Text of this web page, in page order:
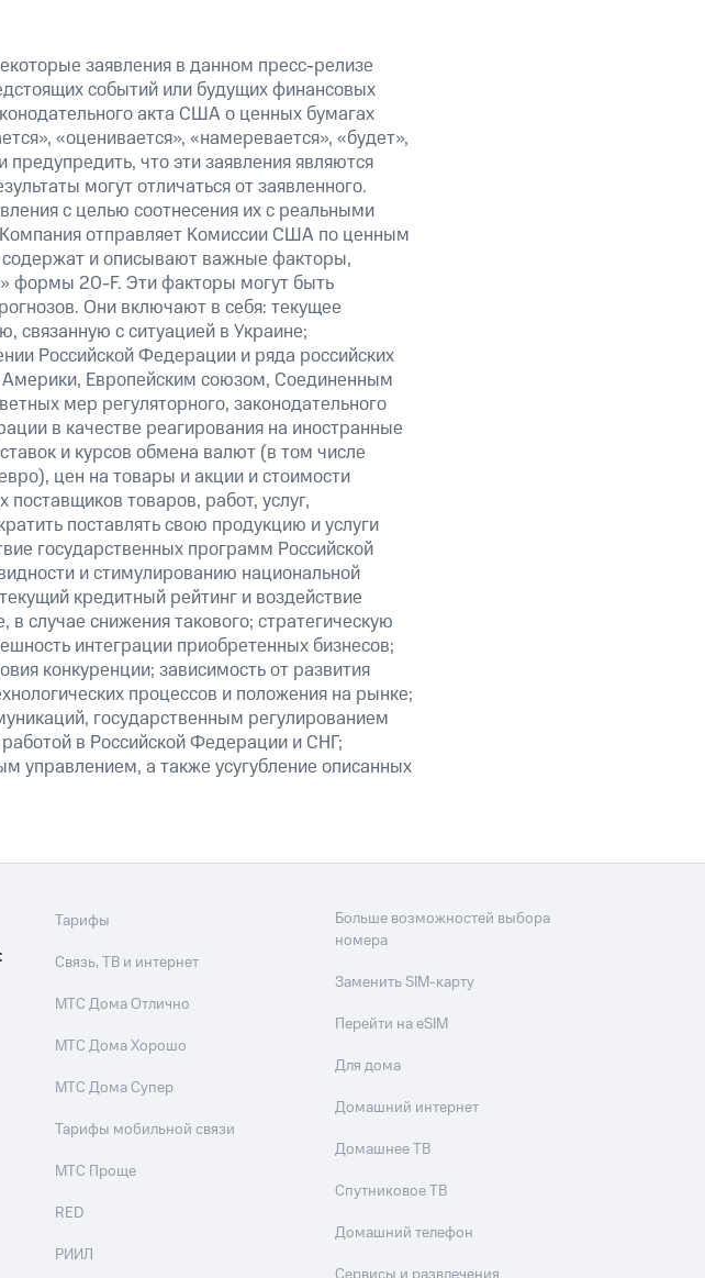
заявления в данном пресс-релизе
событий или будущих финансовых
акта США о ценных бумагах
«оценивается», «намеревается», «будет»,
что эти заявления являются
могут отличаться от заявленного.
с целью соотнесения их с реальными
отправляет Комиссии США по ценным
и описывают важные факторы,
формы 20-F. Эти факторы могут быть
Они включают в себя: текущее
связанную с ситуацией в Украине;
Российской Федерации и ряда российских
Европейским союзом, Соединенным
мер регуляторного, законодательного
в качестве реагирования на иностранные
и курсов обмена валют (в том числе
цен на товары и акции и стоимости
товаров, работ, услуг,
поставлять свою продукцию и услуги
государственных программ Российской
и стимулированию национальной
кредитный рейтинг и воздействие
случае снижения такового; стратегическую
интеграции приобретенных бизнесов;
конкуренции; зависимость от развития
процессов и положения на рынке;
государственным регулированием
в Российской Федерации и СНГ;
управлением, а также усугубление описанных
Тарифы
Связь, ТВ и интернет
МТС Дома Отлично
МТС Дома Хорошо
МТС Дома Супер
Тарифы мобильной связи
МТС Проще
RED
РИИЛ
Больше возможностей выбора
номера
Заменить SIM-карту
Перейти на eSIM
Для дома
Домашний интернет
Домашнее ТВ
Спутниковое ТВ
Домашний телефон